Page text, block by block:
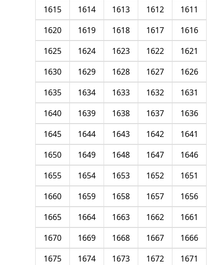
1611
1612
1613
1614
1615
1616
1617
1618
1619
1620
1621
1622
1623
1624
1625
1626
1627
1628
1629
1630
1631
1632
1633
1634
1635
1636
1637
1638
1639
1640
1641
1642
1643
1644
1645
1646
1647
1648
1649
1650
1651
1652
1653
1654
1655
1656
1657
1658
1659
1660
1661
1662
1663
1664
1665
1666
1667
1668
1669
1670
1671
1672
1673
1674
1675